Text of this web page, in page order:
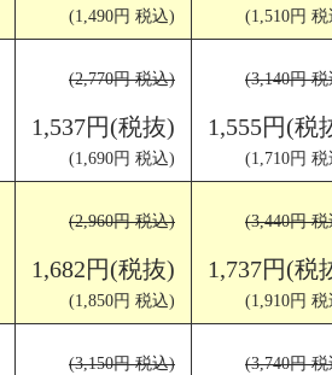
(1,490円 税込) (1,510円
(2,770円 税込)
1,537円(税抜)
(1,690円 税込)
(3,140円
1,555円(税
(1,710円
(2,960円 税込)
1,682円(税抜)
(1,850円 税込)
(3,440円
1,737円(税
(1,910円
(3,150円 税込) (3,740円